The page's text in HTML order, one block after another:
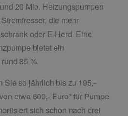
20 Mio. Heizungspumpen
die mehr
oder E-Herd. Eine
bietet ein
85 %.
Sie so jährlich bis zu 195,-
etwa 600,- Euro* für Pumpe
sich schon nach drei